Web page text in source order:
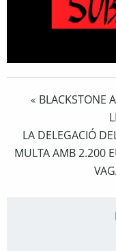
« BLACKSTONE
LA DELEGACIÓ
MULTA AMB 2.200